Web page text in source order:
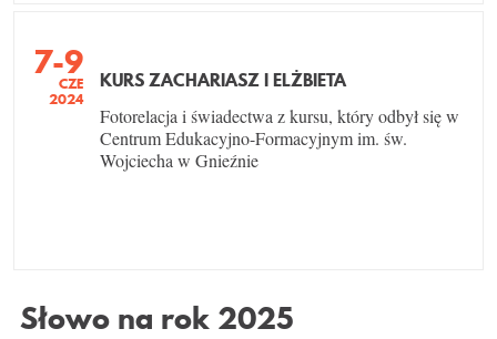
7-9
CZE
2024
KURS ZACHARIASZ I ELŻBIETA
Fotorelacja i świadectwa z kursu, który odbył się w
Centrum Edukacyjno-Formacyjnym im. św.
Wojciecha w Gnieźnie
Słowo na rok 2025